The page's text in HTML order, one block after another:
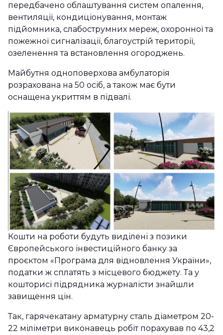
передбачено облаштування систем опалення,
вентиляції, кондиціонування, монтаж
підйомника, слабострумних мереж, охоронної та
пожежної сигналізації, благоустрій території,
озеленення та встановлення огороджень.
Майбутня одноповерхова амбулаторія
розрахована на 50 осіб, а також має бути
оснащена укриттям в підвалі.
Кошти на роботи будуть виділені з позики
Європейського інвестиційного банку за
проєктом «Програма для відновлення України»,
податки ж сплатять з місцевого бюджету. Та у
кошторисі підрядника журналісти знайшли
завищення цін.
Так, гарячекатану арматурну сталь діаметром 20-
22 міліметри виконавець робіт порахував по 43,2